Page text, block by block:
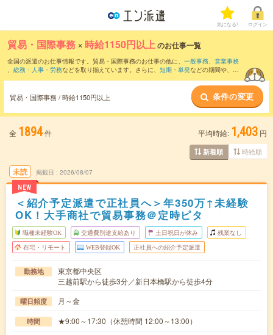
気になる! ログイン
貿易・国際事務 × 時給1150円以上のお仕事一覧
全国の派遣のお仕事情報です。貿易・国際事務のお仕事の他に、 一般事務、 営業事務
、 総務・人事・労務などを取り揃えています。さらに、 短期 ・ 単発などの期間や、 職
貿易・国際事務 / 時給1150円以上 条件の変更
全 1894件 平均時給: 1,403 円
新着順 時給順
未読
NEW
掲載日 2026/08/07
＜紹介予定派遣で正社員へ＞年350万↑未経験
OK！大手商社で貿易事務＠定時ピタ
職種未経験OK 交通費別途支給あり 土日祝日が休み 残業なし
在宅・リモート WEB登録OK 正社員への紹介予定派遣
勤務地
東京都中央区
三越前駅から徒歩3分／新日本橋駅から徒歩4分
曜日頻度 月～金
時間 ★9:00～17:30（休憩時間 12:00～13:00）